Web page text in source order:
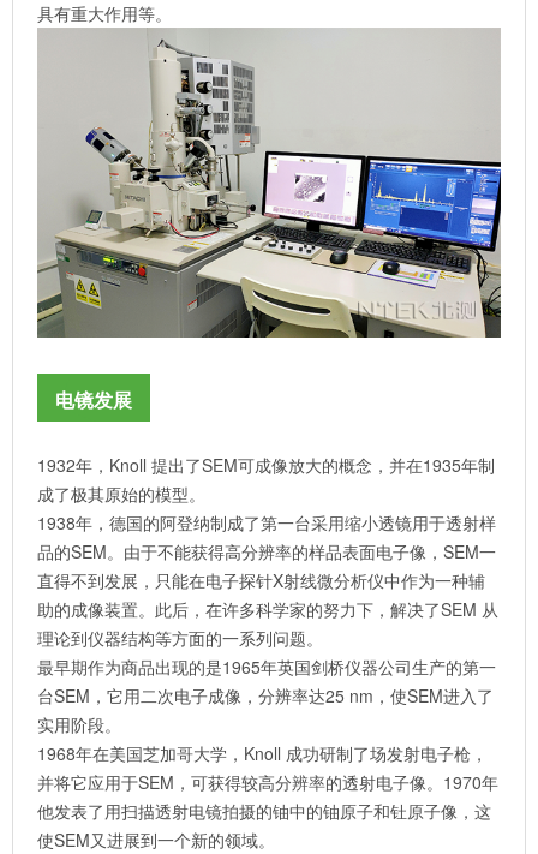
具有重大作用等。
电镜发展
1932年，Knoll 提出了SEM可成像放大的概念，并在1935年制
成了极其原始的模型。
1938年，德国的阿登纳制成了第一台采用缩小透镜用于透射样
品的SEM。由于不能获得高分辨率的样品表面电子像，SEM一
直得不到发展，只能在电子探针X射线微分析仪中作为一种辅
助的成像装置。此后，在许多科学家的努力下，解决了SEM 从
理论到仪器结构等方面的一系列问题。
最早期作为商品出现的是1965年英国剑桥仪器公司生产的第一
台SEM，它用二次电子成像，分辨率达25 nm，使SEM进入了
实用阶段。
1968年在美国芝加哥大学，Knoll 成功研制了场发射电子枪，
并将它应用于SEM，可获得较高分辨率的透射电子像。1970年
他发表了用扫描透射电镜拍摄的铀中的铀原子和钍原子像，这
使SEM又进展到一个新的领域。